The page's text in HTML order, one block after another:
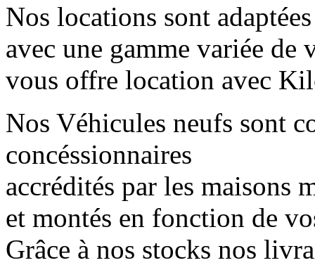
Nos locations sont
avec une gamme variée
vous offre location avec
Nos Véhicules neufs sont
concéssionnaires
accrédités par les maisons
et montés en fonction de
Grâce à nos stocks nos